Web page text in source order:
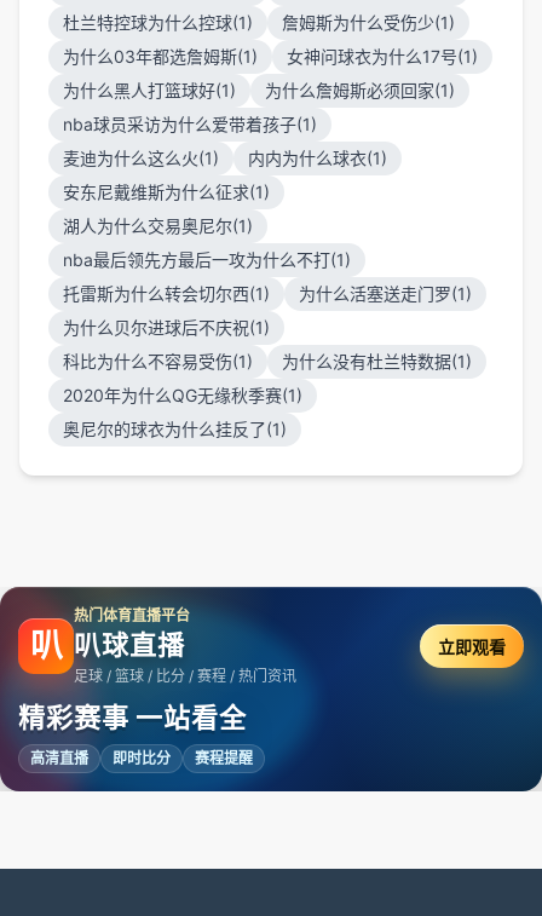
杜兰特控球为什么控球(1)
詹姆斯为什么受伤少(1)
为什么03年都选詹姆斯(1)
女神问球衣为什么17号(1)
为什么黑人打篮球好(1)
为什么詹姆斯必须回家(1)
nba球员采访为什么爱带着孩子(1)
麦迪为什么这么火(1)
内内为什么球衣(1)
安东尼戴维斯为什么征求(1)
湖人为什么交易奥尼尔(1)
nba最后领先方最后一攻为什么不打(1)
托雷斯为什么转会切尔西(1)
为什么活塞送走门罗(1)
为什么贝尔进球后不庆祝(1)
科比为什么不容易受伤(1)
为什么没有杜兰特数据(1)
2020年为什么QG无缘秋季赛(1)
奥尼尔的球衣为什么挂反了(1)
叭
热门体育直播平台
叭球直播
足球 / 篮球 / 比分 / 赛程 / 热门资讯
精彩赛事 一站看全
高清直播 即时比分 赛程提醒
立即观看